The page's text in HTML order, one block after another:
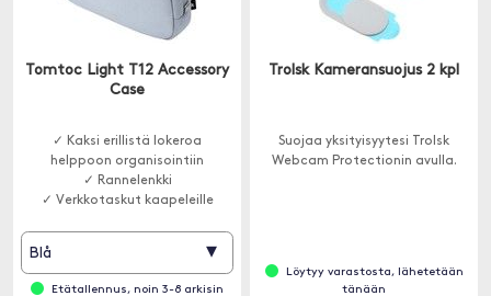
Tomtoc Light T12 Accessory
Case
✓ Kaksi erillistä lokeroa
helppoon organisointiin
✓ Rannelenkki
✓ Verkkotaskut kaapeleille
Blå ▾
Etätallennus, noin 3-8 arkisin
Trolsk Kameransuojus 2 kpl
Suojaa yksityisyytesi Trolsk
Webcam Protectionin avulla.
Löytyy varastosta, lähetetään
tänään